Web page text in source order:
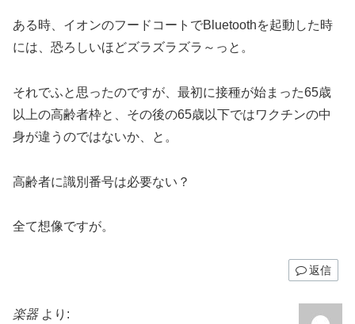
ある時、イオンのフードコートでBluetoothを起動した時
には、恐ろしいほどズラズラズラ～っと。
それでふと思ったのですが、最初に接種が始まった65歳
以上の高齢者枠と、その後の65歳以下ではワクチンの中
身が違うのではないか、と。
高齢者に識別番号は必要ない？
全て想像ですが。
返信
楽器 より: